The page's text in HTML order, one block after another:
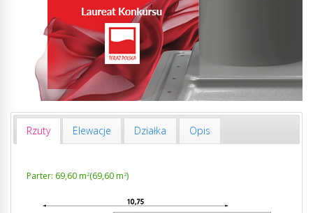
Rzuty Elewacje Działka Opis
Parter: 69,60 m2(69,60 m2)